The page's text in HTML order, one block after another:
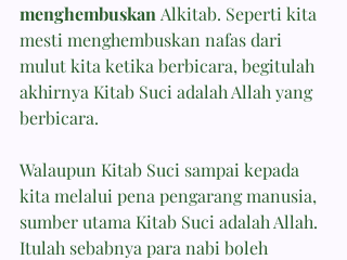
menghembuskan Alkitab. Seperti kita
mesti menghembuskan nafas dari
mulut kita ketika berbicara, begitulah
akhirnya Kitab Suci adalah Allah yang
berbicara.
Walaupun Kitab Suci sampai kepada
kita melalui pena pengarang manusia,
sumber utama Kitab Suci adalah Allah.
Itulah sebabnya para nabi boleh